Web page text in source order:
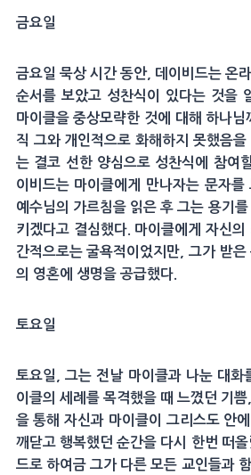
금요일
금요일 묵상 시간 동안, 데이비드는 온
순서를 보았고 성찬식이 있다는 것을
마이클을 중상모략한 것에 대해 하나
직 그와 개인적으로 화해하지 못했음
는 결코 선한 양심으로 성찬식에 참여
이비드는 마이클에게 만나자는 문자를
예수님의 가르침을 읽은 후 그는 용기
키겠다고 결심했다. 마이클에게 자신
간적으로는 굴욕적이었지만, 그가 받
의 영혼에 생명을 공급했다.
토요일
토요일, 그는 전날 마이클과 나눈 대화
이클의 세례를 목격했을 때 느꼈던 기
을 통해 자신과 마이클이 그리스도 안
깨닫고 행복했던 순간을 다시 한번 떠올
드로 하여금 그가 다른 모든 교인들과